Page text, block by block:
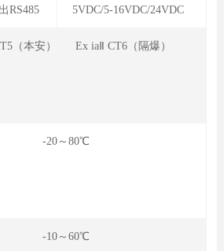
RS485 5VDC/5-16VDC/24VDC
（本安） Ex iaⅡ CT6（隔爆）
-20～80℃
-10～60℃